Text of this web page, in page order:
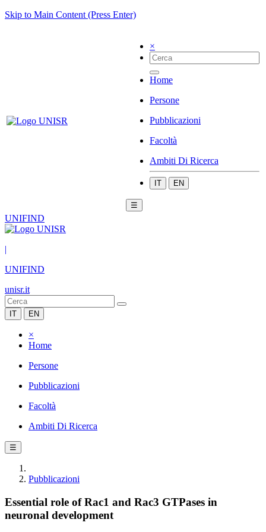
Skip to Main Content (Press Enter)
×
Home
Persone
Pubblicazioni
Facoltà
Ambiti Di Ricerca
IT EN
☰
UNIFIND
|
UNIFIND
unisr.it
IT EN
×
Home
Persone
Pubblicazioni
Facoltà
Ambiti Di Ricerca
☰
Pubblicazioni
Essential role of Rac1 and Rac3 GTPases in
neuronal development